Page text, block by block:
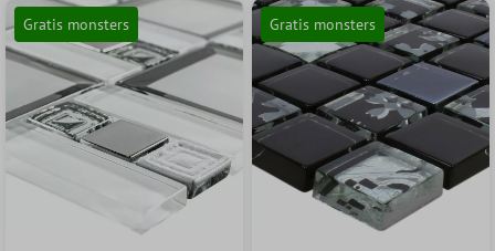
Gratis monsters Gratis monsters